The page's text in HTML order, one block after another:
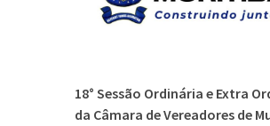
18° Sessão Ordinária e Extra
da Câmara de Vereadores de